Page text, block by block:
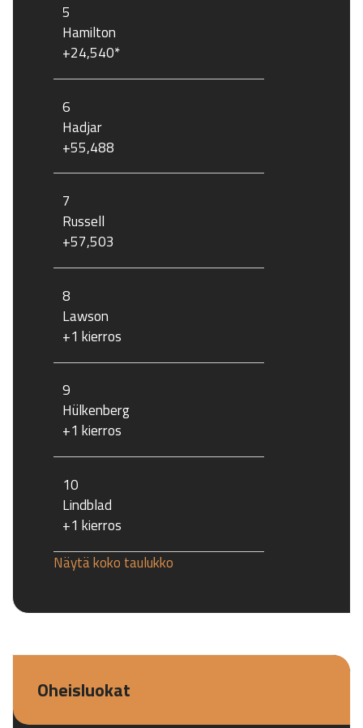
5
Hamilton
+24,540*
6
Hadjar
+55,488
7
Russell
+57,503
8
Lawson
+1 kierros
9
Hülkenberg
+1 kierros
10
Lindblad
+1 kierros
Näytä koko taulukko
Oheisluokat